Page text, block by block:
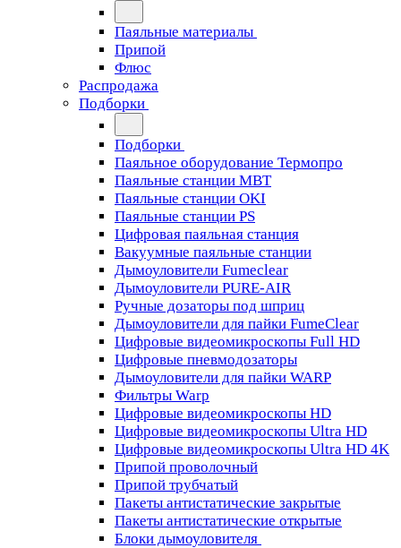
Паяльные материалы
Припой
Флюс
Распродажа
Подборки
Подборки
Паяльное оборудование Термопро
Паяльные станции MBT
Паяльные станции OKI
Паяльные станции PS
Цифровая паяльная станция
Вакуумные паяльные станции
Дымоуловители Fumeclear
Дымоуловители PURE-AIR
Ручные дозаторы под шприц
Дымоуловители для пайки FumeClear
Цифровые видеомикроскопы Full HD
Цифровые пневмодозаторы
Дымоуловители для пайки WARP
Фильтры Warp
Цифровые видеомикроскопы HD
Цифровые видеомикроскопы Ultra HD
Цифровые видеомикроскопы Ultra HD 4K
Припой проволочный
Припой трубчатый
Пакеты антистатические закрытые
Пакеты антистатические открытые
Блоки дымоуловителя